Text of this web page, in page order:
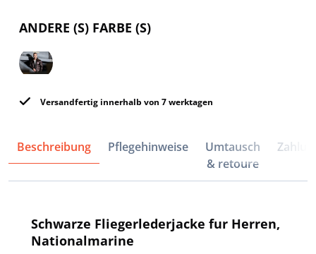
ANDERE (S) FARBE (S)
Versandfertig innerhalb von 7 werktagen
Beschreibung Pflegehinweise
Umtausch
& retoure
Schwarze Fliegerlederjacke fur Herren,
Nationalmarine